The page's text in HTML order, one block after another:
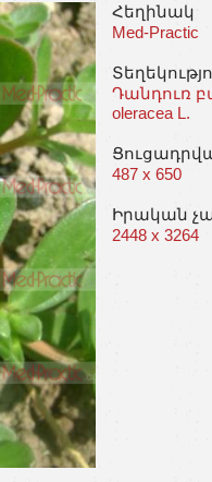
Հեղինակ
Med-Practic
Դանդուռ
oleracea L.
487 x 650
Իրական
2448 x 3264